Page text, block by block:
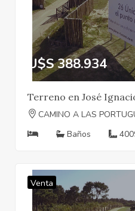
U$S 388.934
Terreno en José
CAMINO A LAS
Baños
Venta